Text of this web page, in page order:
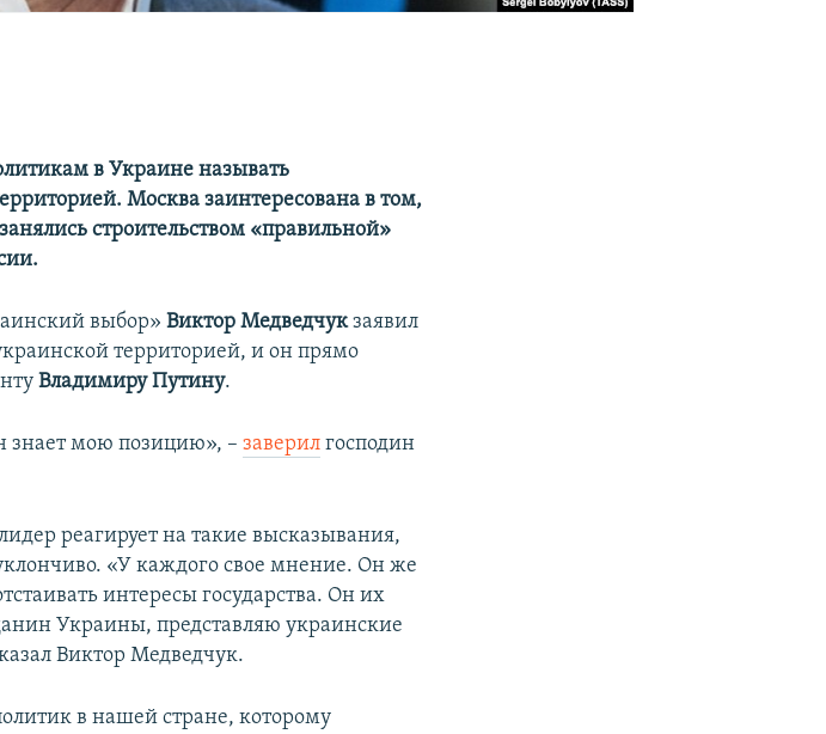
в Украине называть
Москва заинтересована в том,
строительством «правильной»
выбор»Виктор Медведчукзаявил
территорией, и он прямо
Владимиру Путину.
знает мою позицию», –заверил господин
реагирует на такие высказывания,
«У каждого свое мнение. Он же
интересы государства. Он их
Украины, представляю украинские
Виктор Медведчук.
в нашей стране, которому